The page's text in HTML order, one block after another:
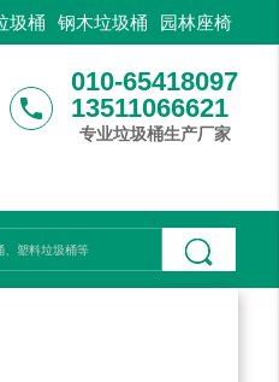
圾桶 钢木垃圾桶 园林座椅
phone
010-65418097
13511066621
专业垃圾桶生产厂家